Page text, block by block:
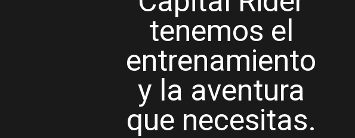
tenemos el
entrenamiento
y la aventura
que necesitas.